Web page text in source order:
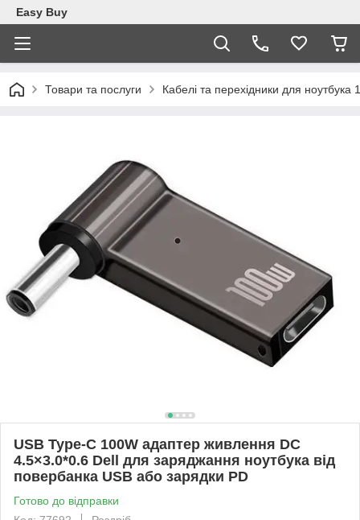
Easy Buy
Товари та послуги Кабелі та перехідники для ноутбука
USB Type-C 100W адаптер живлення DC
4.5×3.0*0.6 Dell для заряджання ноутбука від
повербанка USB або зарядки PD
Готово до відправки